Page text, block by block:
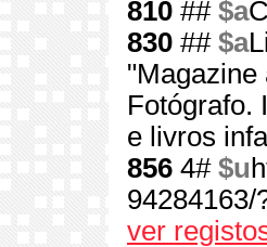
810 ## $a
830 ## $a
"Magazine
Fotógrafo.
e livros
856 4# $u
94284163/
ver